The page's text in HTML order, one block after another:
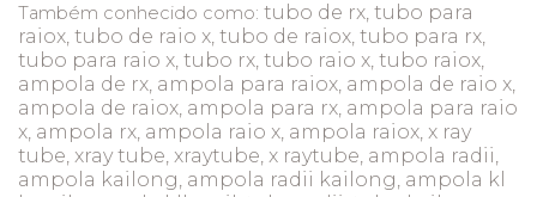
Também conhecido como: tubo de rx, tubo para
raiox, tubo de raio x, tubo de raiox, tubo para rx,
tubo para raio x, tubo rx, tubo raio x, tubo raiox,
ampola de rx, ampola para raiox, ampola de raio x,
ampola de raiox, ampola para rx, ampola para raio
x, ampola rx, ampola raio x, ampola raiox, x ray
tube, xray tube, xraytube, x raytube, ampola radii,
ampola kailong, ampola radii kailong, ampola kl